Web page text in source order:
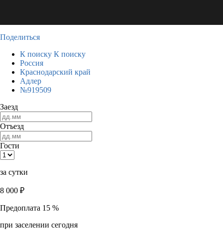
Поделиться
К поиску К поиску
Россия
Краснодарский край
Адлер
№919509
Заезд
Отъезд
Гости
за сутки
8 000 ₽
Предоплата 15 %
при заселении сегодня